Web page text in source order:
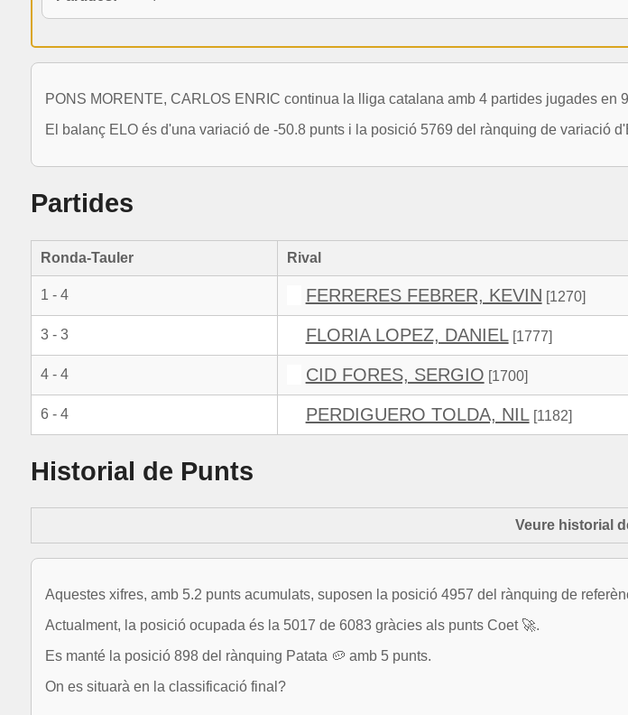
PONS MORENTE, CARLOS ENRIC continua la lliga catalana amb 4 partides jugades en
El balanç ELO és d'una variació de -50.8 punts i la posició 5769 del rànquing de variació
Partides
Ronda-Tauler Rival
1 - 4 FERRERES FEBRER, KEVIN [1270]
3 - 3 FLORIA LOPEZ, DANIEL[1777]
4 - 4 CID FORES, SERGIO [1700]
6 - 4 PERDIGUERO TOLDA, NIL[1182]
Historial de Punts
Veure historial
Aquestes xifres, amb 5.2 punts acumulats, suposen la posició 4957 del rànquing de
Actualment, la posició ocupada és la 5017 de 6083 gràcies als punts Coet 🚀.
Es manté la posició 898 del rànquing Patata 🥔 amb 5 punts.
On es situarà en la classificació final?